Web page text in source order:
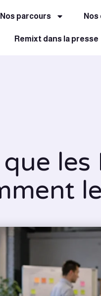
Nos parcours
Remixt dans la presse
que